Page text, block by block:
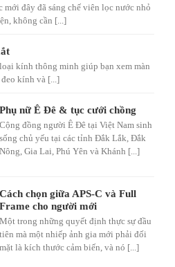
mới đây đã sáng chế viên lọc nước nhỏ
không cần [...]
kính thông minh giúp bạn xem màn
kính và [...]
Phụ nữ Ê Đê & tục cưới chồng
Cộng đồng người Ê Đê tại Việt Nam sinh
sống chủ yếu tại các tỉnh Đắk Lắk, Đắk
Nông, Gia Lai, Phú Yên và Khánh [...]
Cách chọn giữa APS-C và Full
Frame cho người mới
Một trong những quyết định thực sự đầu
tiên mà một nhiếp ảnh gia mới phải đối
mặt là kích thước cảm biến, và nó [...]